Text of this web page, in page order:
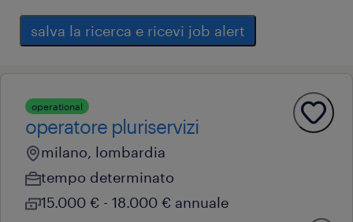
salva la ricerca e ricevi job alert
operational
operatore pluriservizi
milano, lombardia
tempo determinato
15.000 € - 18.000 € annuale